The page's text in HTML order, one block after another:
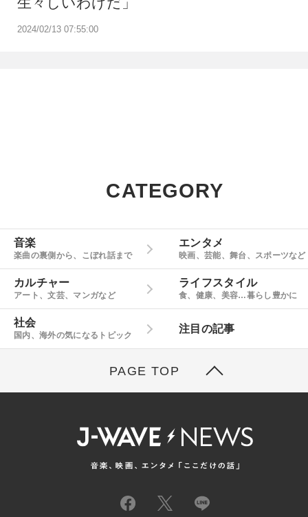
2024/02/13 07:55:00
CATEGORY
音楽
楽曲の裏側から、こぼれ話まで
エンタメ
映画、芸能、舞台、スポーツなど
カルチャー
アート、文芸、マンガなど
ライフスタイル
食、健康、美容…暮らし豊かに
社会
国内、海外の気になるトピック
注目の記事
PAGE TOP